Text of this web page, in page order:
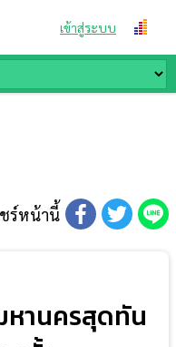
เข้าสู่ระบบ
ร์หน้านี้
หานครสุดทัน